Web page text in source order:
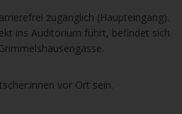
zugänglich (Haupteingang).
ins Auditorium führt, befindet sich
vor Ort sein.